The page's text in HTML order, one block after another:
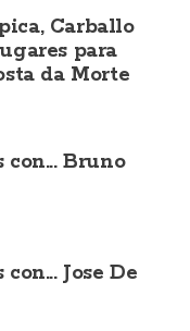
Carballo
para
da Morte
Bruno
Jose De